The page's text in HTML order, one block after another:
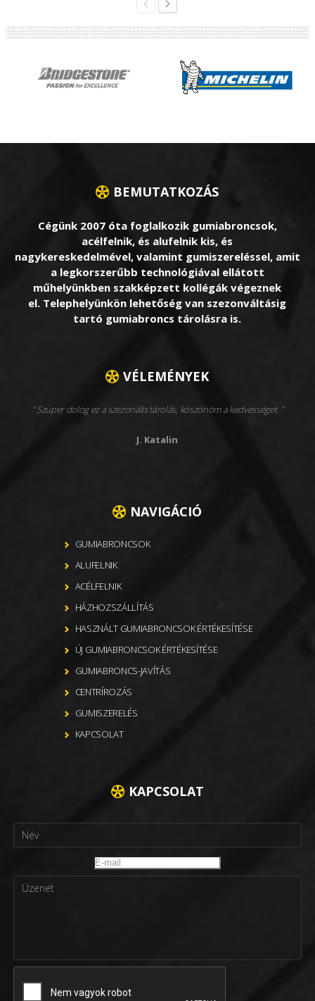
BEMUTATKOZÁS
Cégünk 2007 óta foglalkozik gumiabroncsok,
acélfelnik, és alufelnik kis, és
nagykereskedelmével, valamint gumiszereléssel, amit
a legkorszerűbb technológiával ellátott
műhelyünkben szakképzett kollégák végeznek
el. Telephelyünkön lehetőség van szezonváltásig
tartó gumiabroncs tárolásra is.
VÉLEMÉNYEK
Szuper dolog ez a szezonális tárolás, köszönöm a kedvességet.
J. Katalin
NAVIGÁCIÓ
GUMIABRONCSOK
ALUFELNIK
ACÉLFELNIK
HÁZHOZSZÁLLÍTÁS
HASZNÁLT GUMIABRONCSOK ÉRTÉKESÍTÉSE
ÚJ GUMIABRONCSOK ÉRTÉKESÍTÉSE
GUMIABRONCS-JAVÍTÁS
CENTRÍROZÁS
GUMISZERELÉS
KAPCSOLAT
KAPCSOLAT